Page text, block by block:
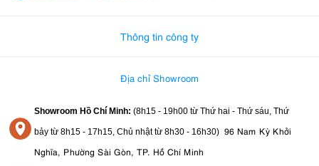
Thông tin công ty
Địa chỉ Showroom
Showroom Hồ Chí Minh: (8h15 - 19h00 từ Thứ hai - Thứ sáu, Thứ
bảy từ 8h15 - 17h15, Chủ nhật từ 8h30 - 16h30) 96 Nam Kỳ Khởi
Nghĩa, Phường Sài Gòn, TP. Hồ Chí Minh